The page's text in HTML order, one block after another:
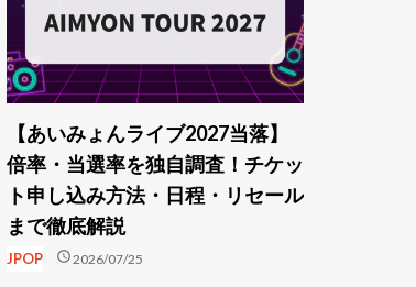
【あいみょんライブ2027当落】
倍率・当選率を独自調査！チケッ
ト申し込み方法・日程・リセール
まで徹底解説
JPOP schedule2026/07/25